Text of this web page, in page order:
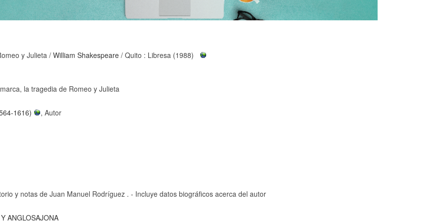
y Julieta /William Shakespeare / Quito : Libresa (1988)
la tragedia de Romeo y Julieta
1616) , Autor
y notas de Juan Manuel Rodríguez . - Incluye datos biográficos acerca del autor
ANGLOSAJONA